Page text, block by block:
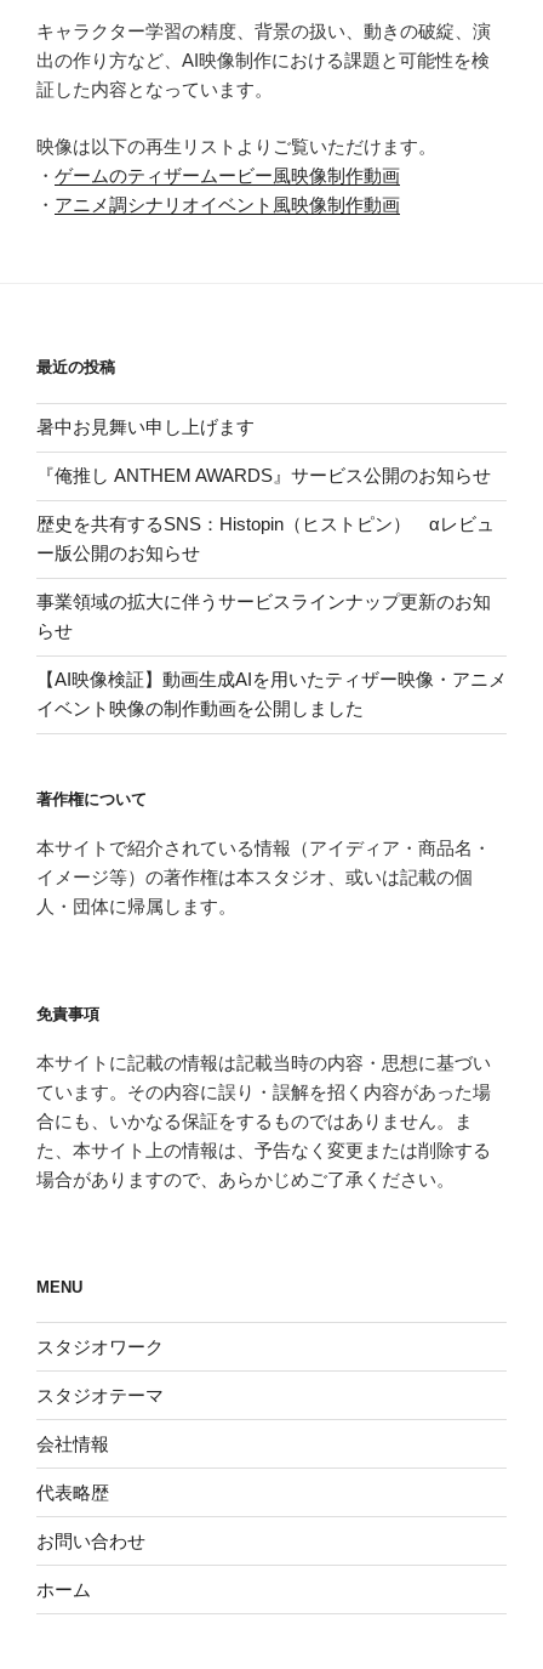
キャラクター学習の精度、背景の扱い、動きの破綻、演
出の作り方など、AI映像制作における課題と可能性を検
証した内容となっています。
映像は以下の再生リストよりご覧いただけます。
・ ゲームのティザームービー風映像制作動画
・ アニメ調シナリオイベント風映像制作動画
最近の投稿
暑中お見舞い申し上げます
『俺推し ANTHEM AWARDS』サービス公開のお知らせ
歴史を共有するSNS：Histopin（ヒストピン） αレビュ
ー版公開のお知らせ
事業領域の拡大に伴うサービスラインナップ更新のお知
らせ
【AI映像検証】動画生成AIを用いたティザー映像・アニメ
イベント映像の制作動画を公開しました
著作権について
本サイトで紹介されている情報（アイディア・商品名・
イメージ等）の著作権は本スタジオ、或いは記載の個
人・団体に帰属します。
免責事項
本サイトに記載の情報は記載当時の内容・思想に基づい
ています。その内容に誤り・誤解を招く内容があった場
合にも、いかなる保証をするものではありません。ま
た、本サイト上の情報は、予告なく変更または削除する
場合がありますので、あらかじめご了承ください。
MENU
スタジオワーク
スタジオテーマ
会社情報
代表略歴
お問い合わせ
ホーム